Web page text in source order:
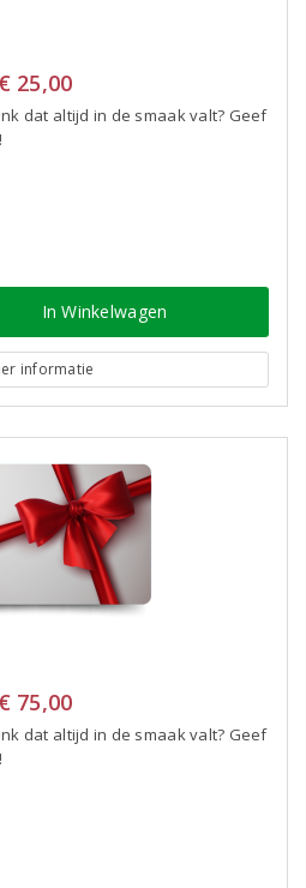
25,00
dat altijd in de smaak valt? Geef
In Winkelwagen
informatie
75,00
dat altijd in de smaak valt? Geef